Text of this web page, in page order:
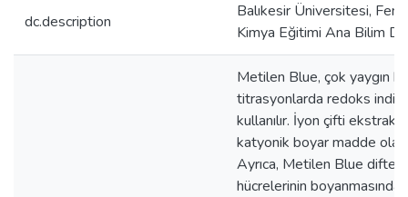
dc.description
Balıkesir Üniversitesi, Fen
Kimya Eğitimi Ana Bilim
Metilen Blue, çok yaygın
titrasyonlarda redoks
kullanılır. İyon çifti
katyonik boyar madde
Ayrıca, Metilen Blue
hücrelerinin